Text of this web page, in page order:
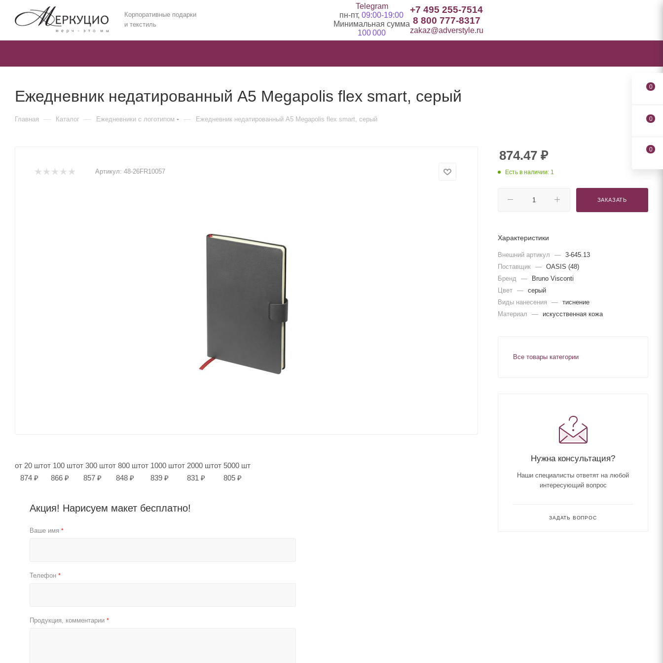
Корпоративные подарки
и текстиль
Telegram
пн-пт, 09:00-19:00
Минимальная сумма
100 000
+7 495 255-7514
8 800 777-8317
zakaz@adverstyle.ru
Ежедневник недатированный А5 Megapolis flex smart, серый
Главная — Каталог — Ежедневники c логотипом — Ежедневник недатированный А5 Megapolis flex smart, серый
Артикул: 48-26FR10057
от 20 шт
874 ₽
от 100 шт
866 ₽
от 300 шт
857 ₽
от 800 шт
848 ₽
от 1000 шт
839 ₽
от 2000 шт
831 ₽
от 5000 шт
805 ₽
Акция! Нарисуем макет бесплатно!
Ваше имя *
Телефон *
Продукция, комментарии *
874.47 ₽
Есть в наличии: 1
ЗАКАЗАТЬ
Характеристики
Внешний артикул — 3-645.13
Поставщик — OASIS (48)
Бренд
—
Bruno Visconti
Цвет — серый
Виды нанесения
— тиснение
Материал
— искусственная кожа
Все товары категории
Нужна консультация?
Наши специалисты ответят на любой
интересующий вопрос
ЗАДАТЬ ВОПРОС
0
0
0